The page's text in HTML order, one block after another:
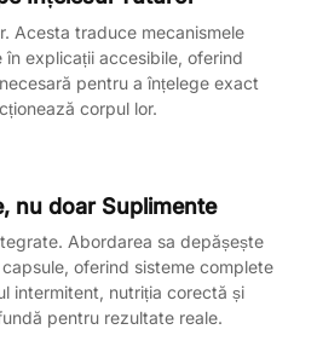
Acesta traduce mecanismele
explicații accesibile, oferind
pentru a înțelege exact
corpul lor.
nu doar Suplimente
Abordarea sa depășește
oferind sisteme complete
intermitent, nutriția corectă și
pentru rezultate reale.